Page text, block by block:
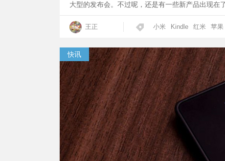
大型的发布会。不过呢，还是有一些新产品出现在
王正 小米 Kindle 红米 苹果
快讯